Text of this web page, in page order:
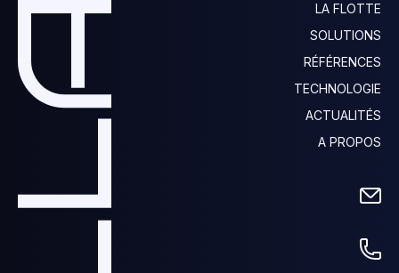
LA FLOTTE
SOLUTIONS
RÉFÉRENCES
TECHNOLOGIE
ACTUALITÉS
A PROPOS